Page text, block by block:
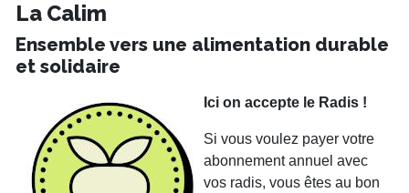
La Calim
Ensemble vers une alimentation durable
et solidaire
Ici on accepte le Radis !
Si vous voulez payer votre
abonnement annuel avec
vos radis, vous êtes au bon